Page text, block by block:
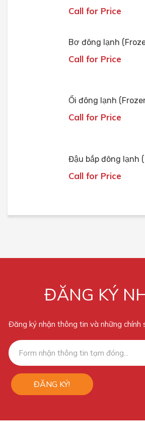
Call for Price
Bơ đông lạnh
Call for Price
Ổi đông lạnh
Call for Price
Đậu bắp đông lạnh
Call for Price
ĐĂNG KÝ
Đăng ký nhận thông tin và những chính
ĐĂNG KÝ!